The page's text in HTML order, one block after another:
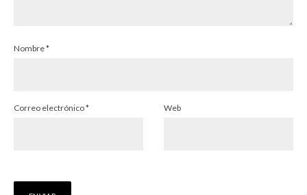
Nombre*
Correo electrónico* Web